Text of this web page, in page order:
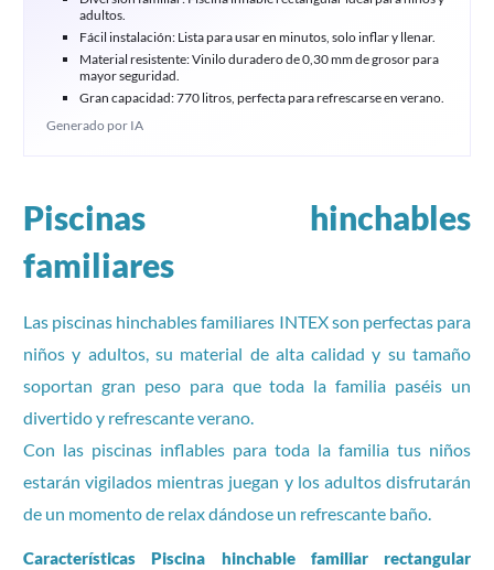
adultos.
Fácil instalación: Lista para usar en minutos, solo inflar y llenar.
Material resistente: Vinilo duradero de 0,30 mm de grosor para
mayor seguridad.
Gran capacidad: 770 litros, perfecta para refrescarse en verano.
Generado por IA
Piscinas hinchables
familiares
Las piscinas hinchables familiares INTEX son perfectas para
niños y adultos, su material de alta calidad y su tamaño
soportan gran peso para que toda la familia paséis un
divertido y refrescante verano.
Con las piscinas inflables para toda la familia tus niños
estarán vigilados mientras juegan y los adultos disfrutarán
de un momento de relax dándose un refrescante baño.
Características Piscina hinchable familiar rectangular